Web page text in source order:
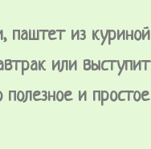
паштет из куриной
или выступит
полезное и простое